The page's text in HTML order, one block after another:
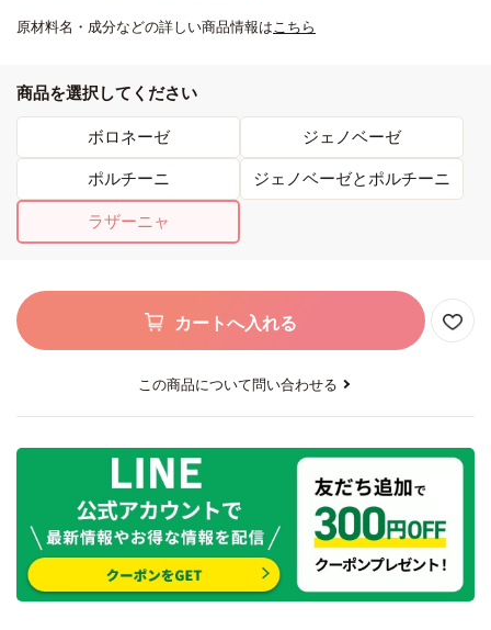
原材料名・成分などの詳しい商品情報はこちら
商品を選択してください
ボロネーゼ ジェノベーゼ
ポルチーニ ジェノベーゼとポルチーニ
ラザーニャ
カートへ入れる
この商品について問い合わせる